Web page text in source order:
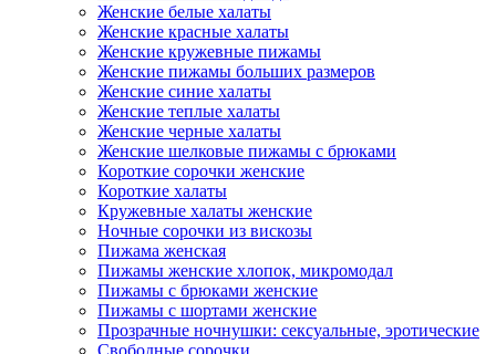
Женские белые халаты
Женские красные халаты
Женские кружевные пижамы
Женские пижамы больших размеров
Женские синие халаты
Женские теплые халаты
Женские черные халаты
Женские шелковые пижамы с брюками
Короткие сорочки женские
Короткие халаты
Кружевные халаты женские
Ночные сорочки из вискозы
Пижама женская
Пижамы женские хлопок, микромодал
Пижамы с брюками женские
Пижамы с шортами женские
Прозрачные ночнушки: сексуальные, эротические
Свободные сорочки